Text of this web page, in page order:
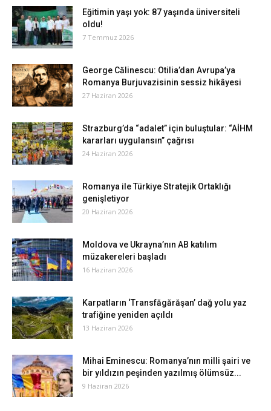
Eğitimin yaşı yok: 87 yaşında üniversiteli
oldu!
7 Temmuz 2026
George Călinescu: Otilia’dan Avrupa’ya
Romanya Burjuvazisinin sessiz hikâyesi
27 Haziran 2026
Strazburg’da “adalet” için buluştular: “AİHM
kararları uygulansın” çağrısı
24 Haziran 2026
Romanya ile Türkiye Stratejik Ortaklığı
genişletiyor
20 Haziran 2026
Moldova ve Ukrayna’nın AB katılım
müzakereleri başladı
16 Haziran 2026
Karpatların ‘Transfăgărăşan’ dağ yolu yaz
trafiğine yeniden açıldı
13 Haziran 2026
Mihai Eminescu: Romanya’nın milli şairi ve
bir yıldızın peşinden yazılmış ölümsüz...
9 Haziran 2026